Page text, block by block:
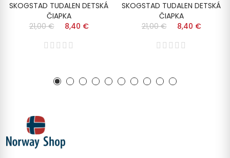
SKOGSTAD TUDALEN DETSKÁ
ČIAPKA
21,00 €
8,40 €
SKOGSTAD TUDALEN DETSKÁ
ČIAPKA
21,00 €
8,40 €